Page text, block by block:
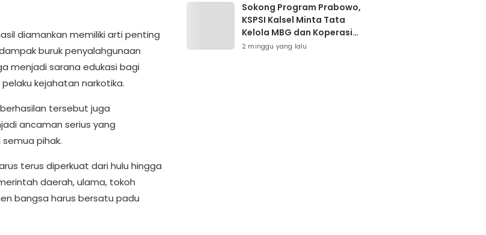
diamankan memiliki arti penting
buruk penyalahgunaan
menjadi sarana edukasi bagi
kejahatan narkotika.
tersebut juga
ancaman serius yang
pihak.
terus diperkuat dari hulu hingga
daerah, ulama, tokoh
bangsa harus bersatu padu
Sokong Program Prabowo,
KSPSI Kalsel Minta Tata
Kelola MBG dan Koperasi
Desa Dievaluasi
2 minggu yang lalu